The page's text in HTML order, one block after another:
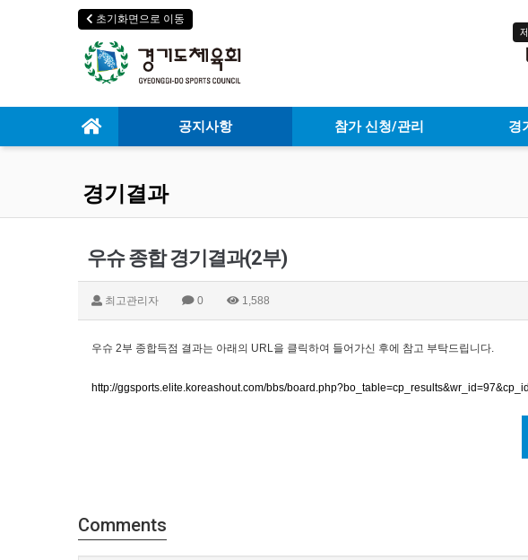
초기화면으로 이동
공지사항 참가 신청/관리 경
경기결과
우슈 종합 경기결과(2부)
최고관리자 0 1,588
우슈 2부 종합득점 결과는 아래의 URL을 클릭하여 들어가신 후에 참고 부탁드립니다.
http://ggsports.elite.koreashout.com/bbs/
Comments